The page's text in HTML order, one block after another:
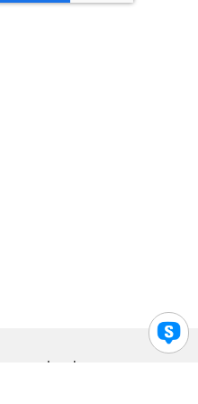
Legal